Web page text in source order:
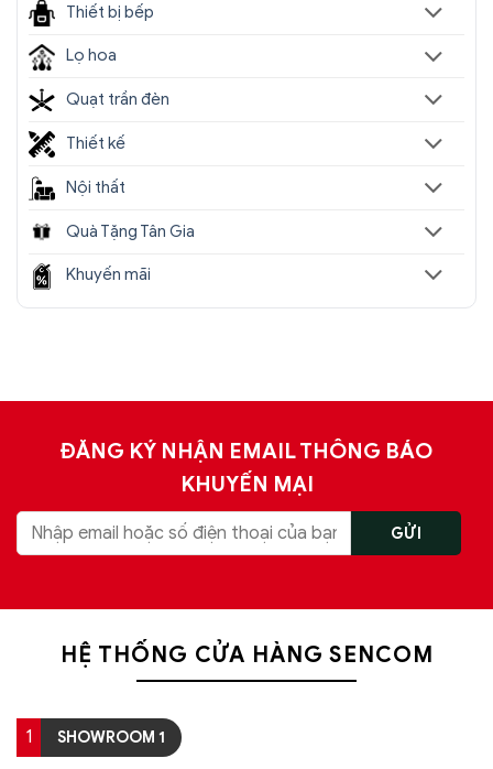
Thiết bị bếp
Lọ hoa
Quạt trần đèn
Thiết kế
Nội thất
Quà Tặng Tân Gia
Khuyến mãi
ĐĂNG KÝ NHẬN EMAIL THÔNG BÁO
KHUYẾN MẠI
HỆ THỐNG CỬA HÀNG SENCOM
1 SHOWROOM 1